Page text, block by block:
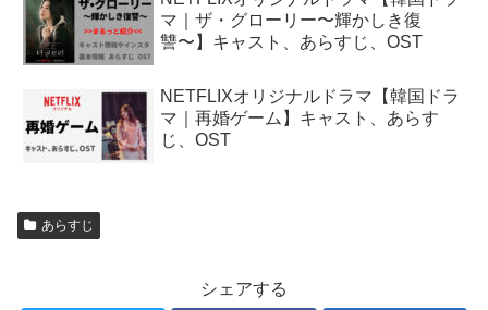
マ｜ザ・グローリー〜輝かしき復
讐〜】キャスト、あらすじ、OST
NETFLIXオリジナルドラマ【韓国ドラ
マ｜再婚ゲーム】キャスト、あらす
じ、OST
あらすじ
シェアする